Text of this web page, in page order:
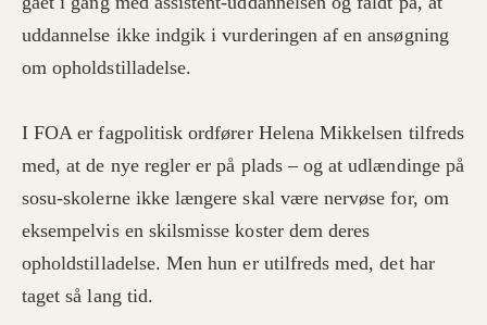
uddannelse ikke indgik i vurderingen af en ansøgning
om opholdstilladelse.
I FOA er fagpolitisk ordfører Helena Mikkelsen tilfreds
med, at de nye regler er på plads – og at udlændinge på
sosu-skolerne ikke længere skal være nervøse for, om
eksempelvis en skilsmisse koster dem deres
opholdstilladelse. Men hun er utilfreds med, det har
taget så lang tid.